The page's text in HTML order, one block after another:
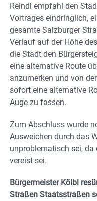
Reindl empfahl den
Vortrages eindringlich,
gesamte Salzburger
Verlauf auf der Höhe
die Stadt den
eine alternative Route
anzumerken und von
sofort eine alternative
Auge zu fassen.
Zum Abschluss wurde
Ausweichen durch das
unproblematisch sei,
vereist sei.
Bürgermeister Kölbl
Straßen Staatsstraßen